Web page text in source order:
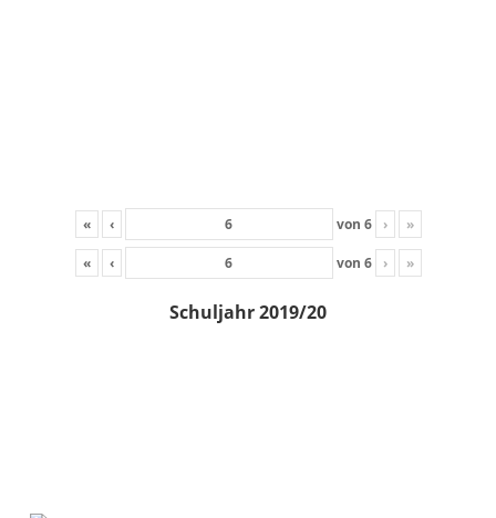
« ‹ von 6 › »
« ‹ von 6 › »
Schuljahr 2019/20